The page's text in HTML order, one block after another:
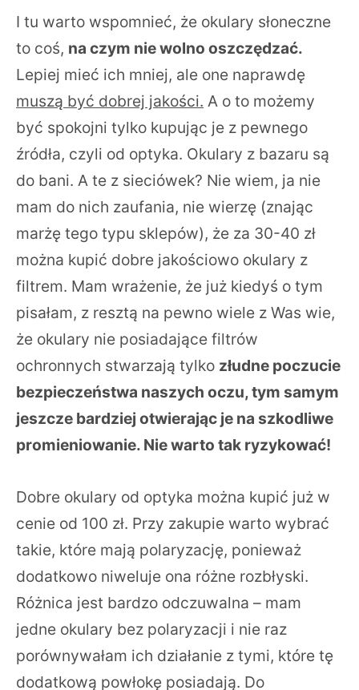
I tu warto wspomnieć, że okulary słoneczne
to coś, na czym nie wolno oszczędzać.
Lepiej mieć ich mniej, ale one naprawdę
muszą być dobrej jakości. A o to możemy
być spokojni tylko kupując je z pewnego
źródła, czyli od optyka. Okulary z bazaru są
do bani. A te z sieciówek? Nie wiem, ja nie
mam do nich zaufania, nie wierzę (znając
marżę tego typu sklepów), że za 30-40 zł
można kupić dobre jakościowo okulary z
filtrem. Mam wrażenie, że już kiedyś o tym
pisałam, z resztą na pewno wiele z Was wie,
że okulary nie posiadające filtrów
ochronnych stwarzają tylko złudne poczucie
bezpieczeństwa naszych oczu, tym samym
jeszcze bardziej otwierając je na szkodliwe
promieniowanie. Nie warto tak ryzykować!
Dobre okulary od optyka można kupić już w
cenie od 100 zł. Przy zakupie warto wybrać
takie, które mają polaryzację, ponieważ
dodatkowo niweluje ona różne rozbłyski.
Różnica jest bardzo odczuwalna – mam
jedne okulary bez polaryzacji i nie raz
porównywałam ich działanie z tymi, które tę
dodatkową powłokę posiadają. Do